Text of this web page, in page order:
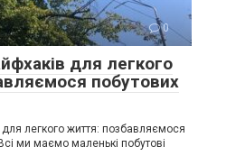
0
для легкого
побутових
легкого життя: позбавляємося
ми маємо маленькі побутові